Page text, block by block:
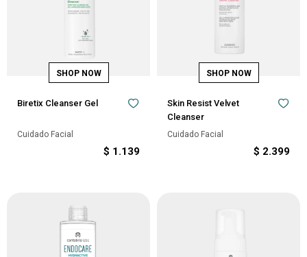
Biretix Cleanser Gel
Cuidado Facial
$ 1.139
Skin Resist Velvet
Cleanser
Cuidado Facial
$ 2.399